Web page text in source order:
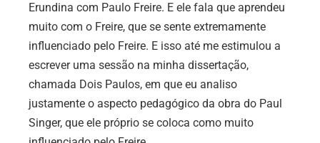
Erundina com Paulo Freire. E ele fala que aprendeu
muito com o Freire, que se sente extremamente
influenciado pelo Freire. E isso até me estimulou a
escrever uma sessão na minha dissertação,
chamada Dois Paulos, em que eu analiso
justamente o aspecto pedagógico da obra do Paul
Singer, que ele próprio se coloca como muito